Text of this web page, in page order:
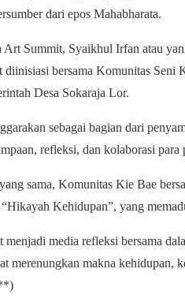
dari epos Mahabharata.
Art Summit, Syaikhul Irfan atau
diinisiasi bersama Komunitas
Desa Sokaraja Lor.
sebagai bagian dari
refleksi, dan kolaborasi para
sama, Komunitas Kie Bae
Kehidupan”, yang
menjadi media refleksi bersama
merenungkan makna kehidupan,